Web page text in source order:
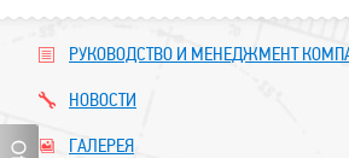
РУКОВОДСТВО И МЕНЕДЖМЕНТ
НОВОСТИ
ГАЛЕРЕЯ